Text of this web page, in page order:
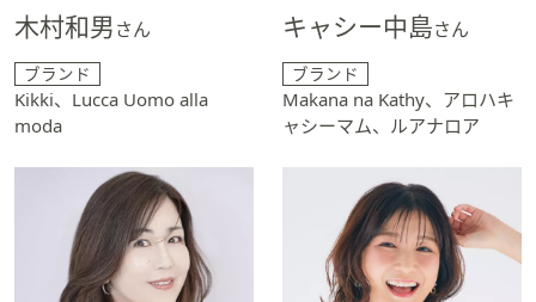
木村和男 さん
ブランド
Kikki、Lucca Uomo alla
moda
キャシー中島さん
ブランド
Makana na Kathy、アロハキ
ャシーマム、ルアナロア